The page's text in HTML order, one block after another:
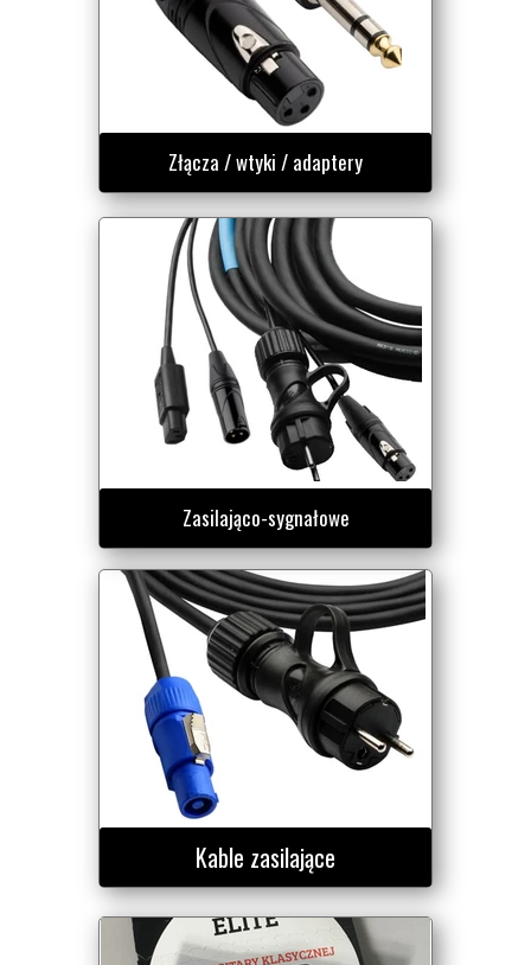
Zasilająco-sygnałowe
Kable zasilające
Złącza / wtyki / adaptery